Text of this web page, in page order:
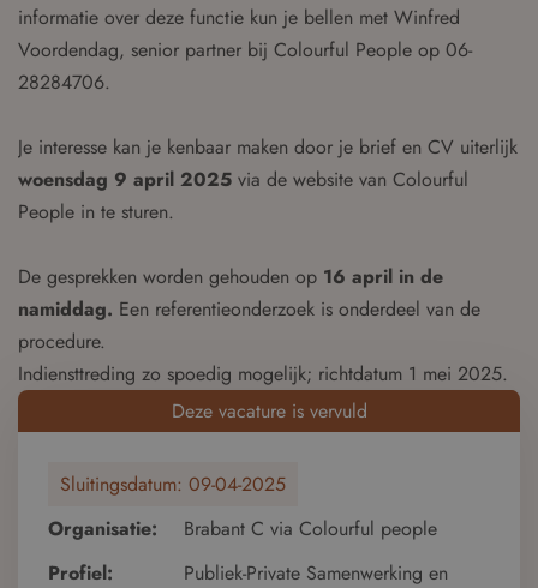
informatie over deze functie kun je bellen met Winfred
Voordendag, senior partner bij Colourful People op 06-
28284706.
Je interesse kan je kenbaar maken door je brief en CV uiterlijk
woensdag 9 april 2025 via de website van Colourful
People in te sturen.
De gesprekken worden gehouden op 16 april in de
namiddag. Een referentieonderzoek is onderdeel van de
procedure.
Indiensttreding zo spoedig mogelijk; richtdatum 1 mei 2025.
Deze vacature is vervuld
Sluitingsdatum: 09-04-2025
Organisatie:
Brabant C via Colourful people
Profiel:
Publiek-Private Samenwerking en